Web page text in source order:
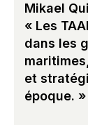
Mikael
« Les
dans les
et
époque. »